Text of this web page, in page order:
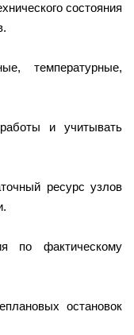
состояния
температурные,
и учитывать
ресурс узлов
по фактическому
остановок